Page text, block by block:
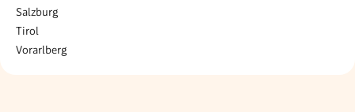
Salzburg
Tirol
Vorarlberg